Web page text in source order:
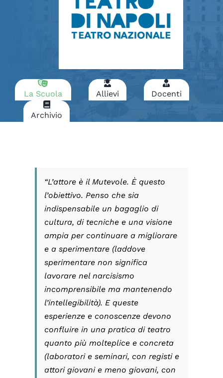
La Scuola Allievi Docenti
Archivio
“L’attore è il Mutevole. È questo
l’obiettivo. Penso che sia
indispensabile un bagaglio di
cultura, di tecniche e una visione
ampia per continuare a migliorare
e a sperimentare (laddove
sperimentare non significa
lavorare nel narcisismo
incomprensibile ma mantenendo
l’intellegibilità). E queste
esperienze e conoscenze devono
confluire in una pratica di teatro
quanto più molteplice e concreta
(laboratori e seminari, con registi e
attori giovani e meno giovani, con